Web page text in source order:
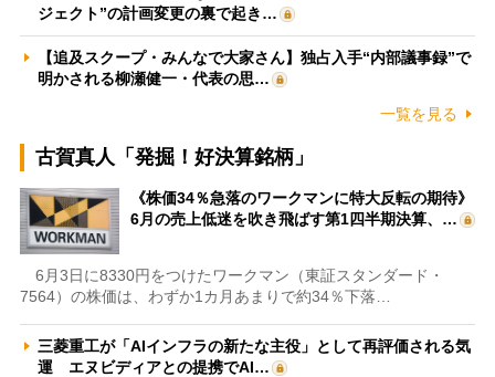
ジェクト”の計画変更の裏で起き…
【追及スクープ・みんなで大家さん】独占入手“内部議事録”で
明かされる柳瀬健一・代表の思…
一覧を見る
古賀真人「発掘！好決算銘柄」
《株価34％急落のワークマンに特大反転の期待》
6月の売上低迷を吹き飛ばす第1四半期決算、…
6月3日に8330円をつけたワークマン（東証スタンダード・
7564）の株価は、わずか1カ月あまりで約34％下落…
三菱重工が「AIインフラの新たな主役」として再評価される気
運 エヌビディアとの提携でAI…